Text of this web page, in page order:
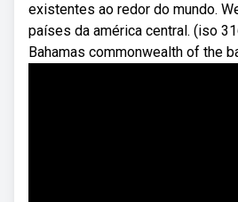
existentes ao redor do mundo.
países da américa central. (iso
Bahamas commonwealth of the